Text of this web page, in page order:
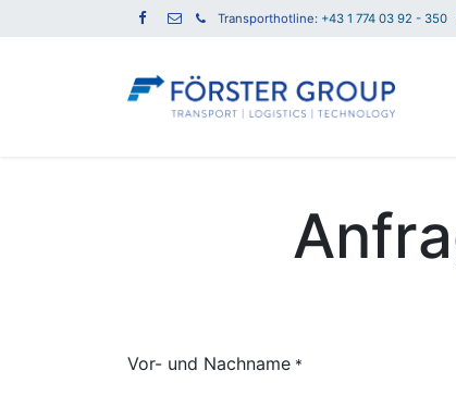
Transporthotline: +43 1 774 03 92 - 350
Vor- und Nachname *